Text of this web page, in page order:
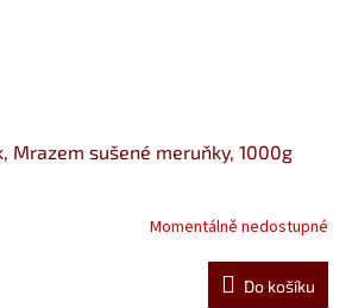
Mrazem sušené meruňky, 1000g
Momentálně nedostupné
Do košíku